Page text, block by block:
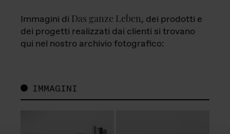
Immagini di Das ganze Leben, dei prodotti e
dei progetti realizzati dai clienti si trovano
qui nel nostro archivio fotografico:
IMMAGINI